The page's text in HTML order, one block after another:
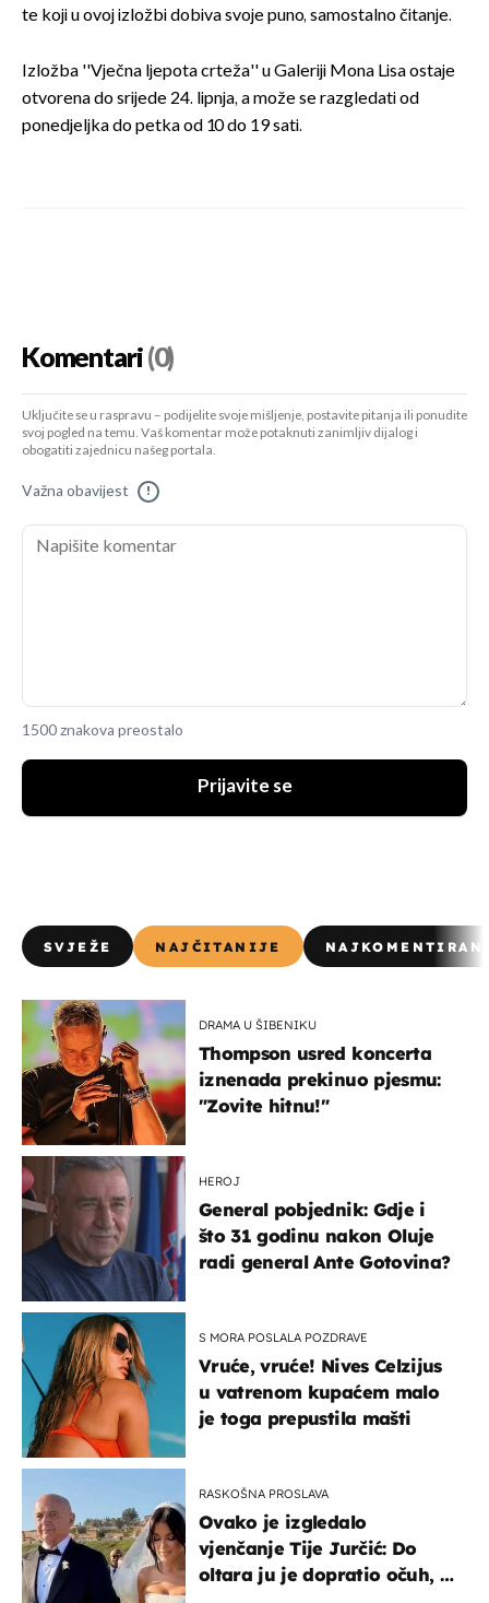
te koji u ovoj izložbi dobiva svoje puno, samostalno čitanje.
Izložba ''Vječna ljepota crteža'' u Galeriji Mona Lisa ostaje
otvorena do srijede 24. lipnja, a može se razgledati od
ponedjeljka do petka od 10 do 19 sati.
Komentari(0)
Uključite se u raspravu – podijelite svoje mišljenje, postavite pitanja ili ponudite
svoj pogled na temu. Vaš komentar može potaknuti zanimljiv dijalog i
obogatiti zajednicu našeg portala.
Važna obavijest !
1500 znakova preostalo
Prijavite se
SVJEŽE NAJČITANIJE
DRAMA U ŠIBENIKU
Thompson usred koncerta
iznenada prekinuo pjesmu:
"Zovite hitnu!"
HEROJ
General pobjednik: Gdje i
što 31 godinu nakon Oluje
radi general Ante Gotovina?
S MORA POSLALA POZDRAVE
Vruće, vruće! Nives Celzijus
u vatrenom kupaćem malo
je toga prepustila mašti
RASKOŠNA PROSLAVA
Ovako je izgledalo
vjenčanje Tije Jurčić: Do
oltara ju je dopratio očuh, a